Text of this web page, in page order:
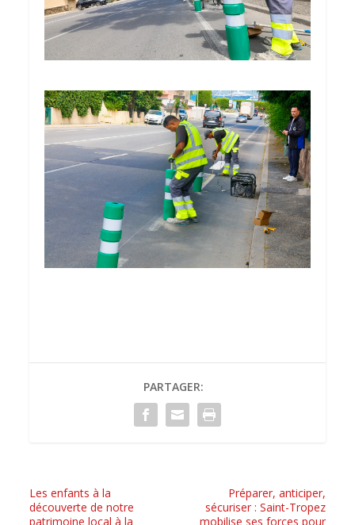
PARTAGER:
Les enfants à la
découverte de notre
patrimoine local à la
Préparer, anticiper,
sécuriser : Saint-Tropez
mobilise ses forces pour